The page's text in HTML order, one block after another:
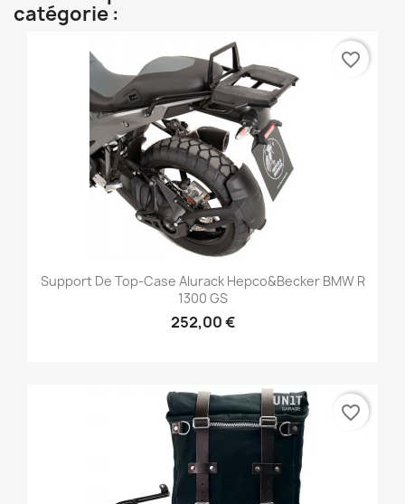
catégorie :
Support De Top-Case Alurack Hepco&Becker BMW R
1300 GS
252,00 €
favorite_border
favorite_border